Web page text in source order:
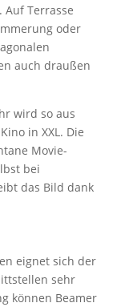
Terrasse
oder
auch draußen
wird so aus
in XXL. Die
Movie-
bei
das Bild dank
eignet sich der
sehr
können Beamer